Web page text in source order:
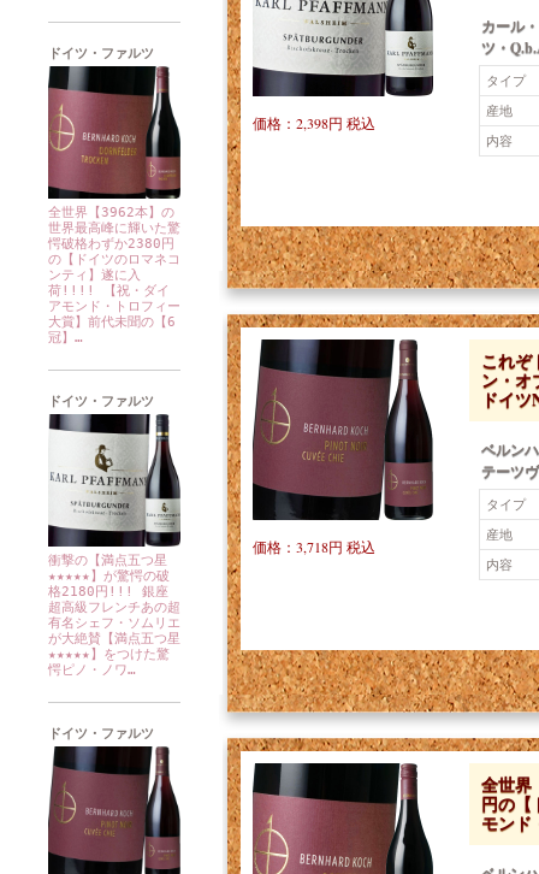
ドイツ・ファルツ
全世界【3962本】の
世界最高峰に輝いた驚
愕破格わずか2380円
の【ドイツのロマネコ
ンティ】遂に入
荷!!!! 【祝・ダイ
アモンド・トロフィー
大賞】前代未聞の【6
冠】…
ドイツ・ファルツ
衝撃の【満点五つ星
★★★★★】が驚愕の破
格2180円!!! 銀座
超高級フレンチあの超
有名シェフ・ソムリエ
が大絶賛【満点五つ星
★★★★★】をつけた驚
愕ピノ・ノワ…
ドイツ・ファルツ
カール
ツ・
タイプ
産地
内容
価格：2,398円 税込
これぞ
ン・オ
ドイ
ベルン
テーツ
タイプ
産地
内容
価格：3,718円 税込
全世界
円の【
モン